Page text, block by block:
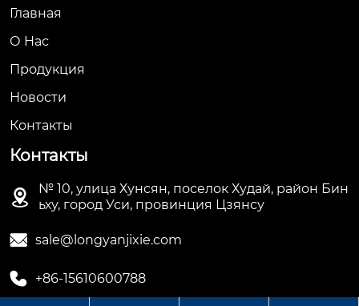
Главная
О Hас
Продукция
Новости
Контакты
Контакты

№ 10, улица Хунсян, поселок Худай, район Бин
ьху, город Уси, провинция Цзянсу
 sale@longyanjixie.com
 +86-15610600788